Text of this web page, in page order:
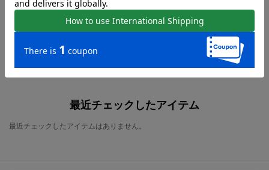
ローカットスニーカーの人気アイテム
最近チェックしたアイテム
最近チェックしたアイテムはありません。